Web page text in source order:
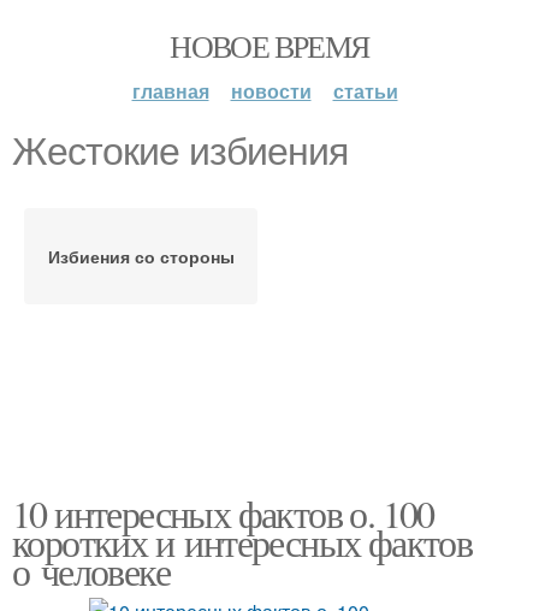
НОВОЕ ВРЕМЯ
главная новости статьи
Жестокие избиения
Избиения со стороны
10 интересных фактов о. 100
коротких и интересных фактов
о человеке